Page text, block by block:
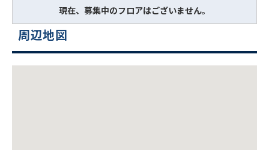
現在、募集中のフロアはございません。
周辺地図